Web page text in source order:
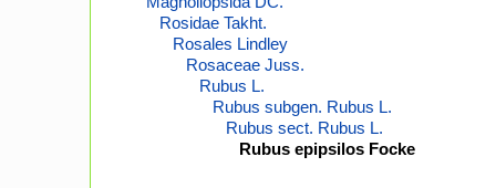
Rosidae Takht.
Rosales Lindley
Rosaceae Juss.
Rubus L.
Rubus subgen. Rubus L.
Rubus sect. Rubus L.
Rubus epipsilos Focke